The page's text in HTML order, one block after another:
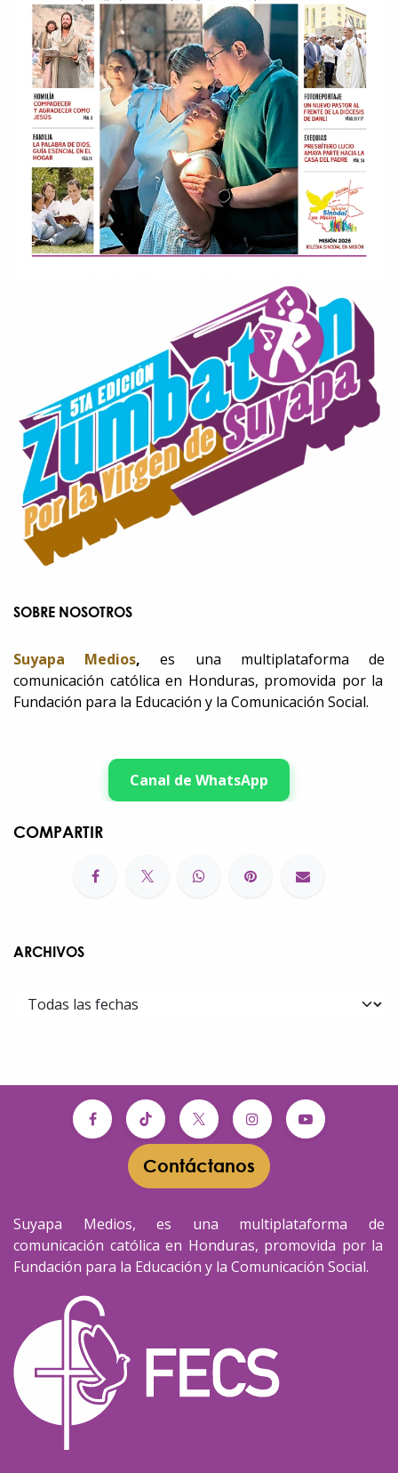
SOBRE NOSOTROS
Suyapa Medios, es una multiplataforma de
comunicación católica en Honduras, promovida por la
Fundación para la Educación y la Comunicación Social.
Canal de WhatsApp
COMPARTIR
ARCHIVOS
Contáctanos​​
Suyapa Medios, es una multiplataforma de
comunicación católica en Honduras, promovida por la
Fundación para la Educación y la Comunicación Social.